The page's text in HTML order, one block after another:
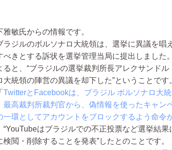
雅敏氏からの情報です。
ジルのボルソナロ大統領は、選挙に異議を唱
べきとする訴状を選挙管理当局に提出しました
ると、“ブラジルの選挙裁判所長アレクサンド
大統領の陣営の異議を却下した”ということです
TwitterとFacebookは、ブラジル ボルソナロ大
最高裁判所裁判官から、偽情報を使ったキャン
一環としてアカウントをブロックするよう命令
“YouTubeはブラジルでの不正投票など選挙結
検閲・削除することを発表”したとのことです。